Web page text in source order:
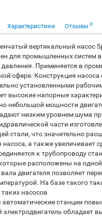
Характеристики Отзывы 0
вертикальный насос
для промышленных систем
Применяется в
сфере. Конструкция насоса
установленными
высокие напорные
небольшой мощности
низким уровнем шума
части
стали, что значительно
насоса, а также увеличивает
к трубопроводу
расположены на
двигателя позволяет
На базе такого
насосов
автоматические станции
электродвигатель обладает